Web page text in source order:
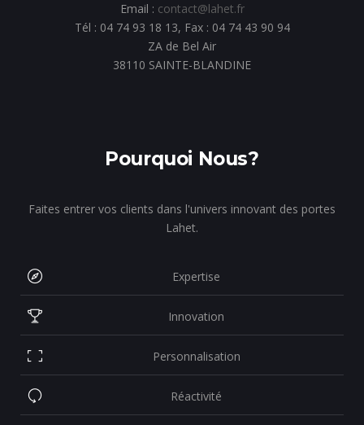
Email : contact@lahet.fr
Tél : 04 74 93 18 13, Fax : 04 74 43 90 94
ZA de Bel Air
38110 SAINTE-BLANDINE
Pourquoi Nous?
Faites entrer vos clients dans l'univers innovant des portes
Lahet.
Expertise
Innovation
Personnalisation
Réactivité